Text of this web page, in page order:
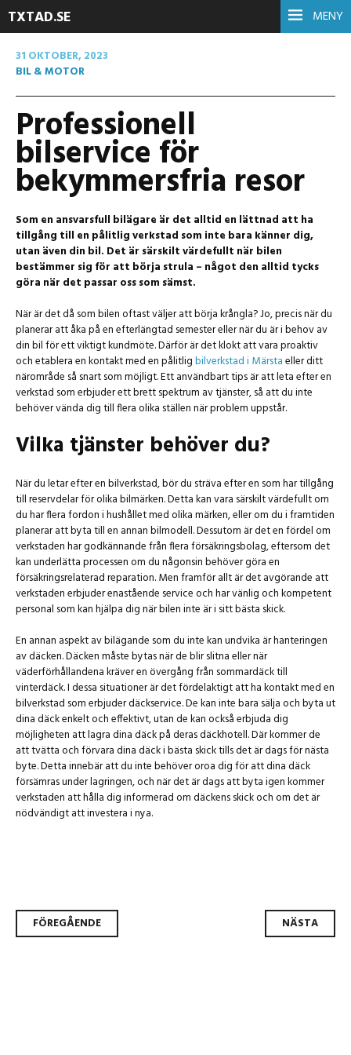
MENY
TXTAD.SE
31 OKTOBER, 2023
BIL & MOTOR
Professionell
bilservice för
bekymmersfria resor
Som en ansvarsfull bilägare är det alltid en lättnad att ha
tillgång till en pålitlig verkstad som inte bara känner dig,
utan även din bil. Det är särskilt värdefullt när bilen
bestämmer sig för att börja strula – något den alltid tycks
göra när det passar oss som sämst.
När är det då som bilen oftast väljer att börja krångla? Jo, precis när du
planerar att åka på en efterlängtad semester eller när du är i behov av
din bil för ett viktigt kundmöte. Därför är det klokt att vara proaktiv
och etablera en kontakt med en pålitligbilverkstad i Märstaeller ditt
närområde så snart som möjligt. Ett användbart tips är att leta efter en
verkstad som erbjuder ett brett spektrum av tjänster, så att du inte
behöver vända dig till flera olika ställen när problem uppstår.
Vilka tjänster behöver du?
När du letar efter en bilverkstad, bör du sträva efter en som har tillgång
till reservdelar för olika bilmärken. Detta kan vara särskilt värdefullt om
du har flera fordon i hushållet med olika märken, eller om du i framtiden
planerar att byta till en annan bilmodell. Dessutom är det en fördel om
verkstaden har godkännande från flera försäkringsbolag, eftersom det
kan underlätta processen om du någonsin behöver göra en
försäkringsrelaterad reparation. Men framför allt är det avgörande att
verkstaden erbjuder enastående service och har vänlig och kompetent
personal som kan hjälpa dig när bilen inte är i sitt bästa skick.
En annan aspekt av bilägande som du inte kan undvika är hanteringen
av däcken. Däcken måste bytas när de blir slitna eller när
väderförhållandena kräver en övergång från sommardäck till
vinterdäck. I dessa situationer är det fördelaktigt att ha kontakt med en
bilverkstad som erbjuder däckservice. De kan inte bara sälja och byta ut
dina däck enkelt och effektivt, utan de kan också erbjuda dig
möjligheten att lagra dina däck på deras däckhotell. Där kommer de
att tvätta och förvara dina däck i bästa skick tills det är dags för nästa
byte. Detta innebär att du inte behöver oroa dig för att dina däck
försämras under lagringen, och när det är dags att byta igen kommer
verkstaden att hålla dig informerad om däckens skick och om det är
nödvändigt att investera i nya.
Inläggsnavigering
FÖREGÅENDE NÄSTA